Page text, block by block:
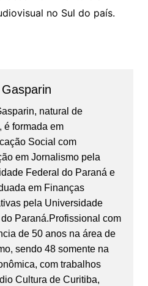
no Sul do país.
natural de
é formada em
Social com
em Jornalismo pela
Federal do Paraná e
em Finanças
pela Universidade
Paraná.Profissional com
de 50 anos na área de
sendo 48 somente na
com trabalhos
Cultura de Curitiba,